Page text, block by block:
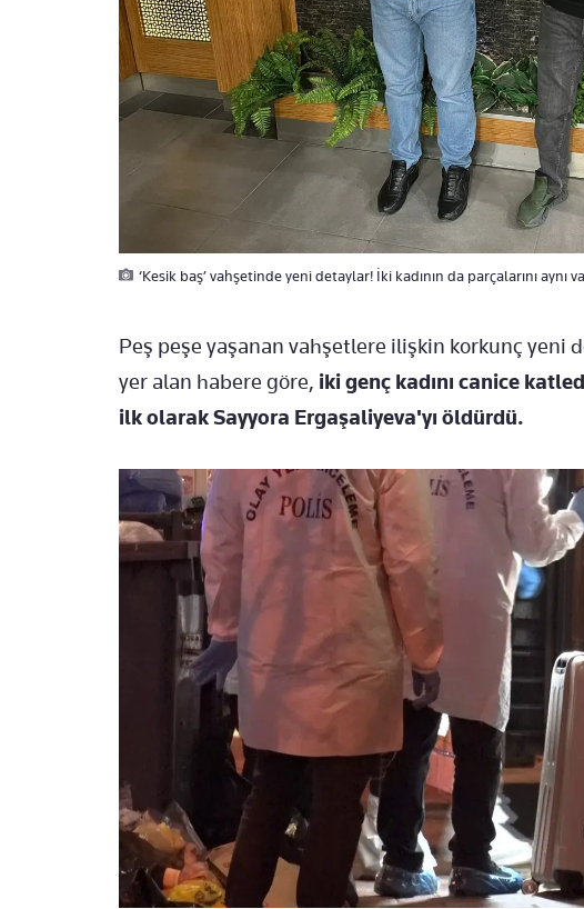
‘Kesik baş’ vahşetinde yeni detaylar! İki kadının da parçalarını aynı
Peş peşe yaşanan vahşetlere ilişkin korkunç yeni
yer alan habere göre, iki genç kadını canice
ilk olarak Sayyora Ergaşaliyeva'yı öldürdü.